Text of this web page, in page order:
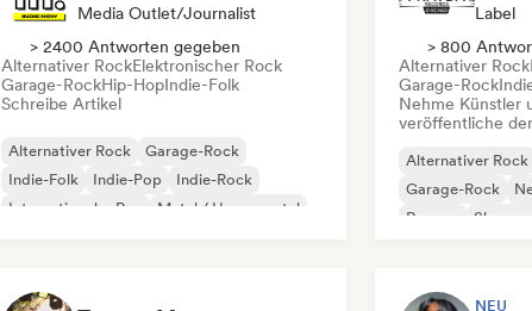
Media Outlet/Journalist
> 2400 Antworten gegeben
Alternativer RockElektronischer Rock
Garage-RockHip-HopIndie-Folk
Schreibe Artikel
Alternativer Rock
Garage-Rock
Indie-Folk
Indie-Pop
Indie-Rock
Internationaler Rap
Metal / Heavy metal
Label
> 800
Alternativer Rock
Garage-Rock
Nehme Künstler
veröffentliche
Alternativer Rock
Garage-Rock
Reggae
NEU